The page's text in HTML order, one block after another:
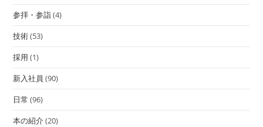
参拝・参詣(4)
技術(53)
採用 (1)
新入社員 (90)
日常 (96)
本の紹介(20)